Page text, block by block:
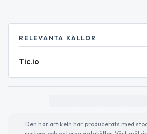
RELEVANTA KÄLLOR
Tic.io
Den här artikeln har producerats med